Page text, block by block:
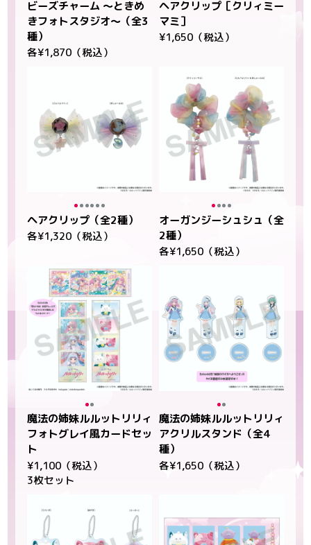
ビーズチャーム ～ときめ
きフォトスタジオ～（全3
種）
各¥1,870（税込）
ヘアクリップ［クリィミー
マミ］
¥1,650（税込）
ヘアクリップ（全2種）
各¥1,320（税込）
オーガンジーシュシュ（全
2種）
各¥1,650（税込）
魔法の姉妹ルルットリリィ
フォトグレイ風カードセッ
ト
¥1,100（税込）
3枚セット
魔法の姉妹ルルットリリィ
アクリルスタンド（全4
種）
各¥1,650（税込）